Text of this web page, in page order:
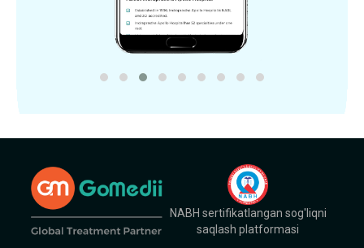
NABH sertifikatlangan sog'liqni
saqlash platformasi